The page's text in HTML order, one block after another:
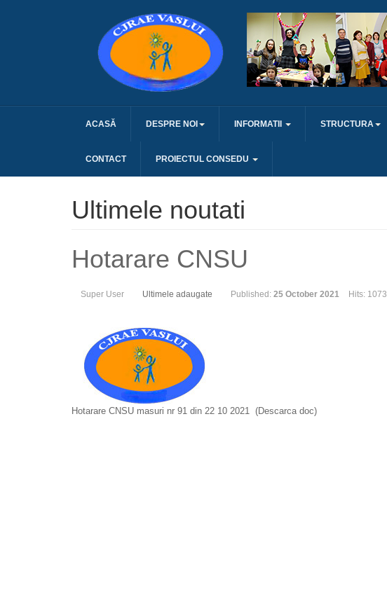
ACASĂ DESPRE NOI INFORMATII STRUCTURA
CONTACT PROIECTUL CONSEDU
Ultimele noutati
Hotarare CNSU
Super User Ultimele adaugate Published: 25 October 2021 Hits: 1073
Hotarare CNSU masuri nr 91 din 22 10 2021 (Descarca doc)